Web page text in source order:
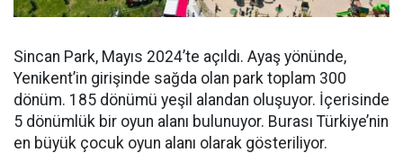
Sincan Park, Mayıs 2024’te açıldı. Ayaş yönünde,
Yenikent’in girişinde sağda olan park toplam 300
dönüm. 185 dönümü yeşil alandan oluşuyor. İçerisinde
5 dönümlük bir oyun alanı bulunuyor. Burası Türkiye’nin
en büyük çocuk oyun alanı olarak gösteriliyor.